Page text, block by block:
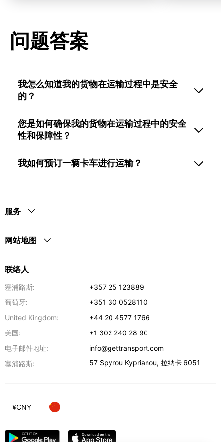
问题答案
我怎么知道我的货物在运输过程中是安全
的？
您是如何确保我的货物在运输过程中的安全
性和保障性？
我如何预订一辆卡车进行运输？
服务
网站地图
联络人
塞浦路斯:
+357 25 123889
葡萄牙:
+351 30 0528110
United Kingdom:
+44 20 4577 1766
美国:
+1 302 240 28 90
电子邮件地址:
info@gettransport.com
塞浦路斯:
57 Spyrou Kyprianou,拉纳卡 6051
¥CNY